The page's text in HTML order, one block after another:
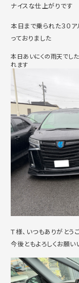
ナイスな仕上がりです
本日まで乗られた３０
っておりました
本日あいにくの雨天でし
れます
Ｔ様、いつもありがとう
今後ともよろしくお願い